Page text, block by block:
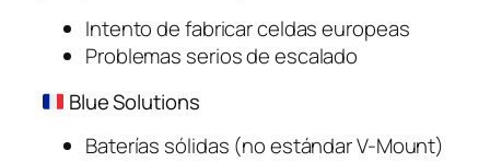
Intento de fabricar celdas europeas
Problemas serios de escalado
Blue Solutions
Baterías sólidas (no estándar V-Mount)